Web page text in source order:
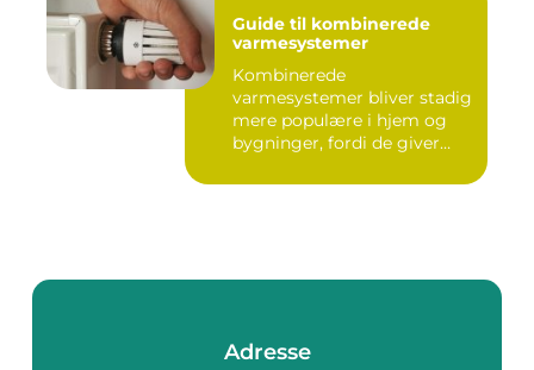
Guide til kombinerede
varmesystemer
Kombinerede
varmesystemer bliver stadig
mere populære i hjem og
bygninger, fordi de giver
Adresse